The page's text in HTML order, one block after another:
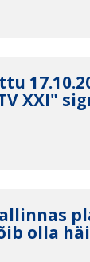
XXI"
olla